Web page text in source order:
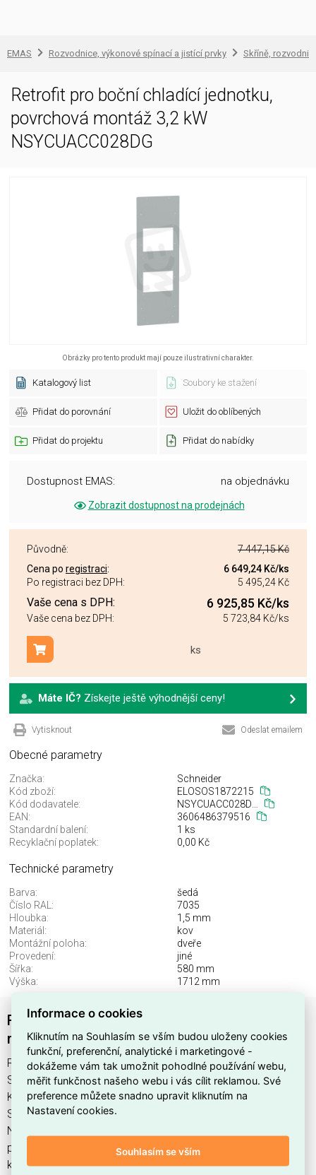
EMAS Rozvodnice, výkonové spínací a jistící prvky Skříně,
Retrofit pro boční chladící jednotku,
povrchová montáž 3,2 kW
NSYCUACC028DG
Obrázky pro tento produkt mají pouze ilustrativní charakter.
Katalogový list Soubory ke stažení
Přidat do porovnání Uložit do oblíbených
Přidat do projektu Přidat do nabídky
Dostupnost EMAS: na objednávku
Zobrazit dostupnost na prodejnách
Původně:
7 447,15 Kč
Cena po registraci: 6 649,24 Kč/ks
Po registraci bez DPH:
5 495,24 Kč
Vaše cena s DPH: 6 925,85 Kč/ks
Vaše cena bez DPH: 5 723,84 Kč/ks
ks
Přidat do košíku
Máte IČ? Získejte ještě výhodnější ceny!
Vytisknout Odeslat emailem
Obecné parametry
Značka:
Schneider
Kód zboží:
ELOSOS1872215
Kód dodavatele:
NSYCUACC028DG
EAN:
3606486379516
Standardní balení:
1 ks
Recyklační poplatek:
0,00 Kč
Technické parametry
Barva:
šedá
Číslo RAL:
7035
Hloubka:
1,5 mm
Materiál:
kov
Montážní poloha:
dveře
Provedení:
jiné
Šířka:
580 mm
Výška:
1712 mm
Retrofit pro boční chladící jednotku, povrchová
montáž 3,2 kW NSYCUACC028DG
Retrofit boč. CU povrchová 3,2kW najdete v kategoriích
Skříně, rozvodnice, Příslušenství pro skříně a rozvaděče,
Kryty, Rozvodnice, výkonové spínací a jistící prvky, výrobce
Schneider, EAN 3606486379516, kód dodavatele
NSYCUACC028DG. Retrofit pro boční chladící jednotku,
povrchová montáž 3,2 kW NSYCUACC028DG nabízíme od 1
ks. Kód EMAS Retrofit boč. CU povrchová 3,2kW je
Informace o cookies
Kliknutím na Souhlasím se vším budou uloženy cookies
funkční, preferenční, analytické i marketingové -
dokážeme vám tak umožnit pohodlné používání webu,
měřit funkčnost našeho webu i vás cílit reklamou. Své
preference můžete snadno upravit kliknutím na
Nastavení cookies.
Souhlasím se vším